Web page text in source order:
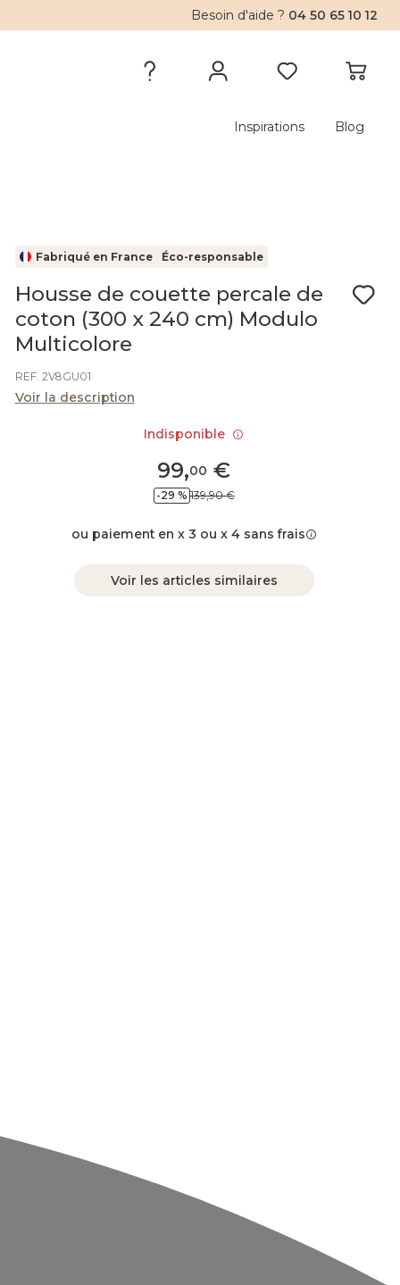
Besoin d'aide ? 04 50 65 10 12
Inspirations Blog
Fabriqué en France Éco-responsable
Housse de couette percale de
coton (300 x 240 cm) Modulo
Multicolore
REF. 2V8GU01
Voir la description
99,00 €
-29 % 139,90 €
ou paiement en x 3 ou x 4 sans frais
Voir les articles similaires